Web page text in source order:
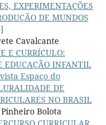
EXPERIMENTAÇÕES
DE MUNDOS
Cavalcante
E CURRÍCULO:
EDUCAÇÃO INFANTIL
Espaço do
DE
NO BRASIL
Bolota